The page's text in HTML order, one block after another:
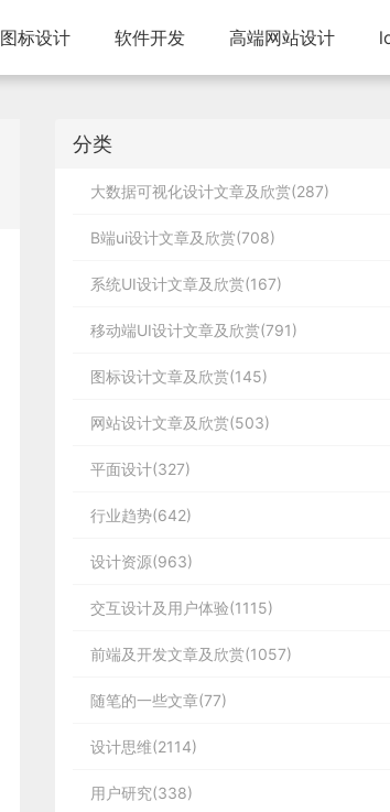
图标设计 软件开发 高端网站设计
分类
大数据可视化设计文章及欣赏(287)
B端ui设计文章及欣赏(708)
系统UI设计文章及欣赏(167)
移动端UI设计文章及欣赏(791)
图标设计文章及欣赏(145)
网站设计文章及欣赏(503)
平面设计(327)
行业趋势(642)
设计资源(963)
交互设计及用户体验(1115)
前端及开发文章及欣赏(1057)
随笔的一些文章(77)
设计思维(2114)
用户研究(338)